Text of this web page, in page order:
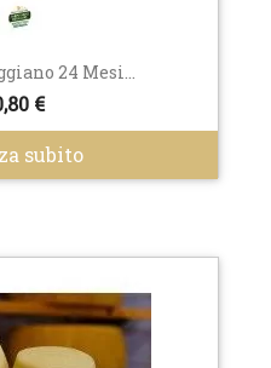
24 Mesi...
€
subito